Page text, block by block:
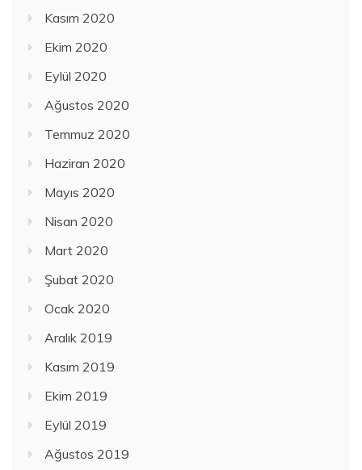
Kasım 2020
Ekim 2020
Eylül 2020
Ağustos 2020
Temmuz 2020
Haziran 2020
Mayıs 2020
Nisan 2020
Mart 2020
Şubat 2020
Ocak 2020
Aralık 2019
Kasım 2019
Ekim 2019
Eylül 2019
Ağustos 2019